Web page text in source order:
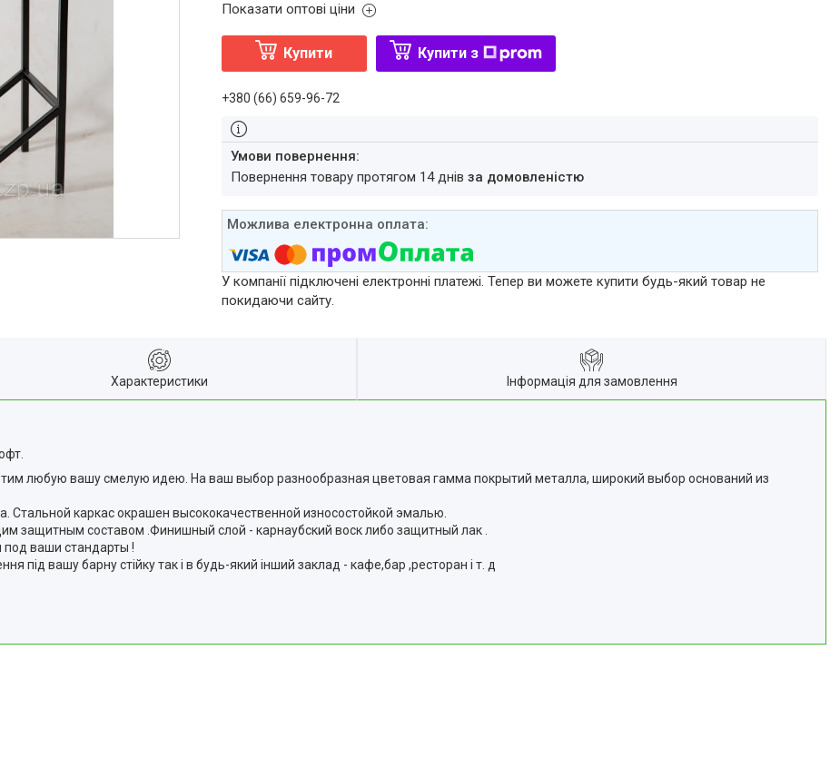
Показати оптові ціни
Купити Купити з
+380 (66) 659-96-72
повернення товару протягом 14 днів за домовленістю
У компанії підключені електронні платежі. Тепер ви можете купити будь-який товар не
покидаючи сайту.
Характеристики Інформація для замовлення
любую вашу смелую идею. На ваш выбор разнообразная цветовая гамма покрытий металла, широкий выбор оснований из
Стальной каркас окрашен высококачественной износостойкой эмалью.
защитным составом .Финишный слой - карнаубский воск либо защитный лак .
под ваши стандарты !
під вашу барну стійку так і в будь-який інший заклад - кафе,бар ,ресторан і т. д